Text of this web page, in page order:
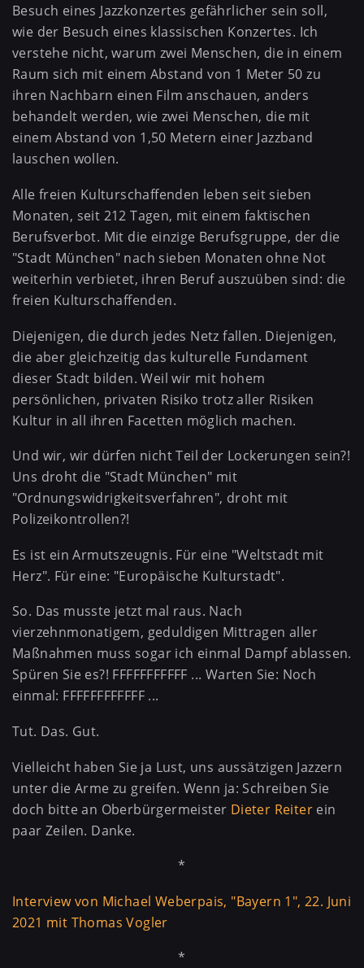
Besuch eines Jazzkonzertes gefährlicher sein soll,
wie der Besuch eines klassischen Konzertes. Ich
verstehe nicht, warum zwei Menschen, die in einem
Raum sich mit einem Abstand von 1 Meter 50 zu
ihren Nachbarn einen Film anschauen, anders
behandelt werden, wie zwei Menschen, die mit
einem Abstand von 1,50 Metern einer Jazzband
lauschen wollen.
Alle freien Kulturschaffenden leben seit sieben
Monaten, seit 212 Tagen, mit einem faktischen
Berufsverbot. Mit die einzige Berufsgruppe, der die
"Stadt München" nach sieben Monaten ohne Not
weiterhin verbietet, ihren Beruf auszuüben sind: die
freien Kulturschaffenden.
Diejenigen, die durch jedes Netz fallen. Diejenigen,
die aber gleichzeitig das kulturelle Fundament
dieser Stadt bilden. Weil wir mit hohem
persönlichen, privaten Risiko trotz aller Risiken
Kultur in all ihren Facetten möglich machen.
Und wir, wir dürfen nicht Teil der Lockerungen sein?!
Uns droht die "Stadt München" mit
"Ordnungswidrigkeitsverfahren", droht mit
Polizeikontrollen?!
Es ist ein Armutszeugnis. Für eine "Weltstadt mit
Herz". Für eine: "Europäische Kulturstadt".
So. Das musste jetzt mal raus. Nach
vierzehnmonatigem, geduldigen Mittragen aller
Maßnahmen muss sogar ich einmal Dampf ablassen.
Spüren Sie es?! FFFFFFFFFFF ... Warten Sie: Noch
einmal: FFFFFFFFFFFF ...
Tut. Das. Gut.
Vielleicht haben Sie ja Lust, uns aussätzigen Jazzern
unter die Arme zu greifen. Wenn ja: Schreiben Sie
doch bitte an Oberbürgermeister Dieter Reiter ein
paar Zeilen. Danke.
*
Interview von Michael Weberpais, "Bayern 1", 22. Juni
2021 mit Thomas Vogler
*